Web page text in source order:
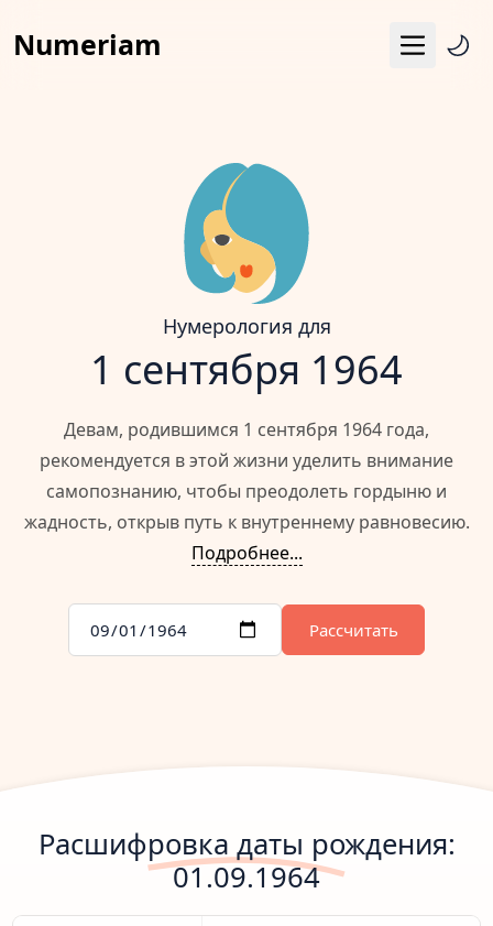
Numeriam Меню
Матрица судьбы
Гороскоп
Календарь
Нумерология для
1 сентября 1964
Девам, родившимся 1 сентября 1964 года,
рекомендуется в этой жизни уделить внимание
самопознанию, чтобы преодолеть гордыню и
жадность, открыв путь к внутреннему равновесию.
Подробнее...
Рассчитать
Расшифровка даты рождения:
01.09.1964